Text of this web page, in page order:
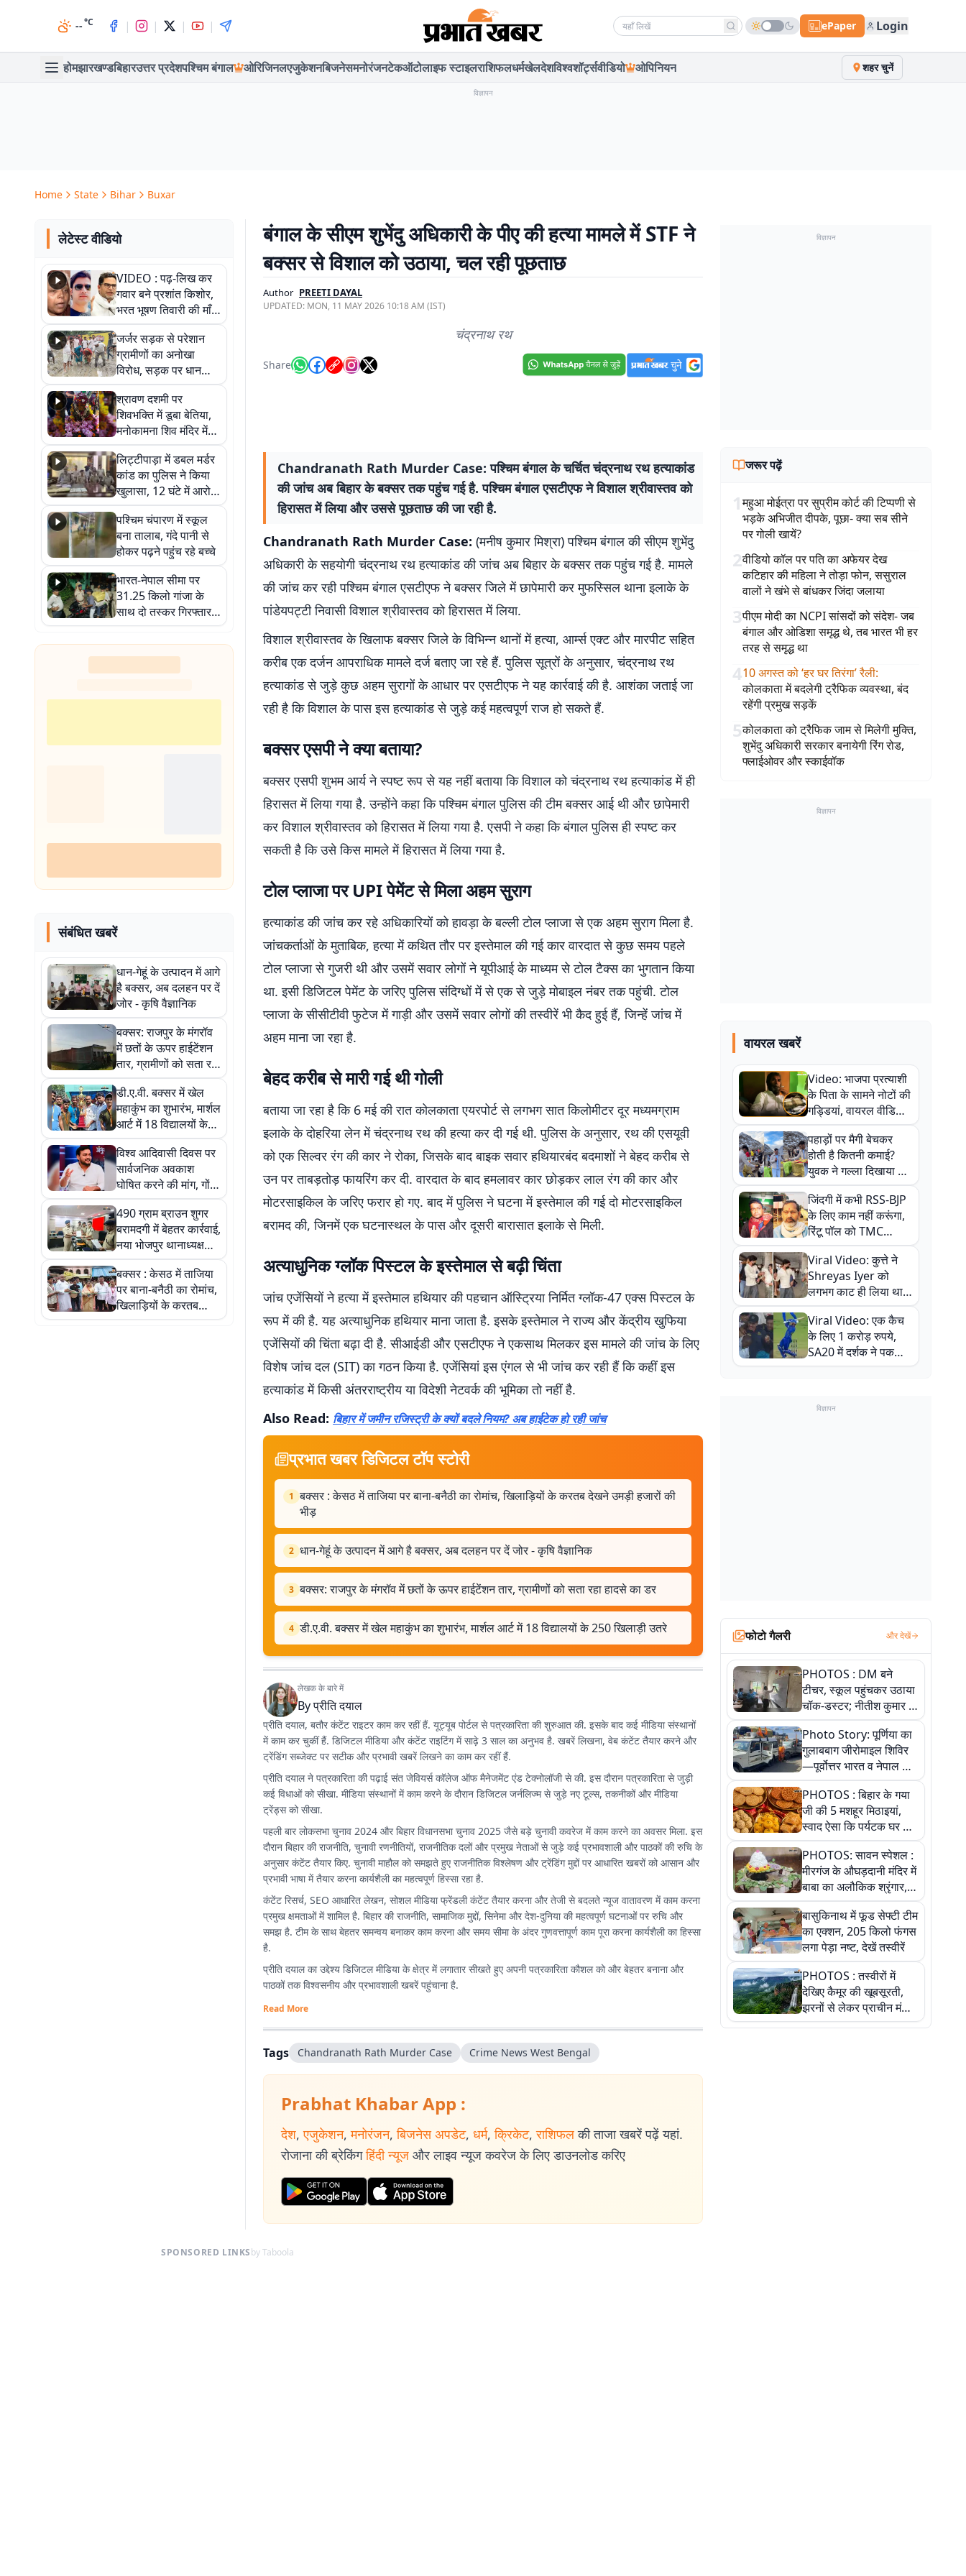
--°C | | | | Search news ePaper Login
होमझारखण्डबिहारउत्तर प्रदेशपश्चिम बंगाल ओरिजिनलएजुकेशनबिजनेसमनोरंजनटेकऑटोलाइफ स्टाइलराशिफलधर्मखेलदेशविश्वशॉर्ट्सवीडियो ओपिनियन शहर चुनें
विज्ञापन
Home State Bihar Buxar
लेटेस्ट वीडियो
VIDEO : पढ़-लिख कर
गवार बने प्रशांत किशोर,
भरत भूषण तिवारी की माँ ने
कहा नहीं थी उम्मीद, बेटा
था तो किसी को बोलने की
नहीं थी हिम्मत
जर्जर सड़क से परेशान
ग्रामीणों का अनोखा
विरोध, सड़क पर धान
रोपकर और खाद डालकर
जताया आक्रोश
श्रावण दशमी पर
शिवभक्ति में डूबा बेतिया,
मनोकामना शिव मंदिर में
हुआ भव्य श्रृंगार
लिट्टीपाड़ा में डबल मर्डर
कांड का पुलिस ने किया
खुलासा, 12 घंटे में आरोपी
गिरफ्तार
पश्चिम चंपारण में स्कूल
बना तालाब, गंदे पानी से
होकर पढ़ने पहुंच रहे बच्चे
भारत-नेपाल सीमा पर
31.25 किलो गांजा के
साथ दो तस्कर गिरफ्तार,
नेपाली नंबर की बाइक
जब्त
संबंधित खबरें
धान-गेहूं के उत्पादन में आगे
है बक्सर, अब दलहन पर दें
जोर - कृषि वैज्ञानिक
बक्सर: राजपुर के मंगरॉव
में छतों के ऊपर हाईटेंशन
तार, ग्रामीणों को सता रहा
हादसे का डर
डी.ए.वी. बक्सर में खेल
महाकुंभ का शुभारंभ, मार्शल
आर्ट में 18 विद्यालयों के
250 खिलाड़ी उतरे
विश्व आदिवासी दिवस पर
सार्वजनिक अवकाश
घोषित करने की मांग, गोंड
महासभा ने सरकार को
सौंपा पत्र
490 ग्राम ब्राउन शुगर
बरामदगी में बेहतर कार्रवाई,
नया भोजपुर थानाध्यक्ष
चंदन कुमार सम्मानित
बक्सर : केसठ में ताजिया
पर बाना-बनैठी का रोमांच,
खिलाड़ियों के करतब
देखने उमड़ी हजारों की
बंगाल के सीएम शुभेंदु अधिकारी के पीए की हत्या मामले में STF ने
बक्सर से विशाल को उठाया, चल रही पूछताछ
Author PREETI DAYAL
UPDATED: MON, 11 MAY 2026 10:18 AM (IST)
चंद्रनाथ रथ
Share
Chandranath Rath Murder Case: पश्चिम बंगाल के चर्चित चंद्रनाथ रथ हत्याकांड
की जांच अब बिहार के बक्सर तक पहुंच गई है. पश्चिम बंगाल एसटीएफ ने विशाल श्रीवास्तव को
हिरासत में लिया और उससे पूछताछ की जा रही है.
Chandranath Rath Murder Case: (मनीष कुमार मिश्रा) पश्चिम बंगाल की सीएम शुभेंदु
अधिकारी के सहयोगी चंद्रनाथ रथ हत्याकांड की जांच अब बिहार के बक्सर तक पहुंच गई है. मामले
की जांच कर रही पश्चिम बंगाल एसटीएफ ने बक्सर जिले में छापेमारी कर मुफस्सिल थाना इलाके के
पांडेयपट्टी निवासी विशाल श्रीवास्तव को हिरासत में लिया.
विशाल श्रीवास्तव के खिलाफ बक्सर जिले के विभिन्न थानों में हत्या, आर्म्स एक्ट और मारपीट सहित
करीब एक दर्जन आपराधिक मामले दर्ज बताए जा रहे हैं. पुलिस सूत्रों के अनुसार, चंद्रनाथ रथ
हत्याकांड से जुड़े कुछ अहम सुरागों के आधार पर एसटीएफ ने यह कार्रवाई की है. आशंका जताई जा
रही है कि विशाल के पास इस हत्याकांड से जुड़े कई महत्वपूर्ण राज हो सकते हैं.
बक्सर एसपी ने क्या बताया?
बक्सर एसपी शुभम आर्य ने स्पष्ट रूप से यह नहीं बताया कि विशाल को चंद्रनाथ रथ हत्याकांड में ही
हिरासत में लिया गया है. उन्होंने कहा कि पश्चिम बंगाल पुलिस की टीम बक्सर आई थी और छापेमारी
कर विशाल श्रीवास्तव को हिरासत में लिया गया है. एसपी ने कहा कि बंगाल पुलिस ही स्पष्ट कर
सकती है कि उसे किस मामले में हिरासत में लिया गया है.
टोल प्लाजा पर UPI पेमेंट से मिला अहम सुराग
हत्याकांड की जांच कर रहे अधिकारियों को हावड़ा के बल्ली टोल प्लाजा से एक अहम सुराग मिला है.
जांचकर्ताओं के मुताबिक, हत्या में कथित तौर पर इस्तेमाल की गई कार वारदात से कुछ समय पहले
टोल प्लाजा से गुजरी थी और उसमें सवार लोगों ने यूपीआई के माध्यम से टोल टैक्स का भुगतान किया
था. इसी डिजिटल पेमेंट के जरिए पुलिस संदिग्धों में से एक से जुड़े मोबाइल नंबर तक पहुंची. टोल
प्लाजा के सीसीटीवी फुटेज में गाड़ी और उसमें सवार लोगों की तस्वीरें भी कैद हुई हैं, जिन्हें जांच में
अहम माना जा रहा है.
बेहद करीब से मारी गई थी गोली
बताया जा रहा है कि 6 मई की रात कोलकाता एयरपोर्ट से लगभग सात किलोमीटर दूर मध्यमग्राम
इलाके के दोहरिया लेन में चंद्रनाथ रथ की हत्या कर दी गई थी. पुलिस के अनुसार, रथ की एसयूवी
को एक सिल्वर रंग की कार ने रोका, जिसके बाद बाइक सवार हथियारबंद बदमाशों ने बेहद करीब से
उन पर ताबड़तोड़ फायरिंग कर दी. वारदात के बाद हमलावर कार छोड़कर लाल रंग की कार और
मोटरसाइकिल के जरिए फरार हो गए. बाद में पुलिस ने घटना में इस्तेमाल की गई दो मोटरसाइकिल
बरामद की, जिनमें एक घटनास्थल के पास और दूसरी बारासात इलाके से मिली.
अत्याधुनिक ग्लॉक पिस्टल के इस्तेमाल से बढ़ी चिंता
जांच एजेंसियों ने हत्या में इस्तेमाल हथियार की पहचान ऑस्ट्रिया निर्मित ग्लॉक-47 एक्स पिस्टल के
रूप में की है. यह अत्याधुनिक हथियार माना जाता है. इसके इस्तेमाल ने राज्य और केंद्रीय खुफिया
एजेंसियों की चिंता बढ़ा दी है. सीआईडी और एसटीएफ ने एकसाथ मिलकर इस मामले की जांच के लिए
विशेष जांच दल (SIT) का गठन किया है. एजेंसियां इस एंगल से भी जांच कर रही हैं कि कहीं इस
हत्याकांड में किसी अंतरराष्ट्रीय या विदेशी नेटवर्क की भूमिका तो नहीं है.
Also Read: बिहार में जमीन रजिस्ट्री के क्यों बदले नियम? अब हाईटेक हो रही जांच
प्रभात खबर डिजिटल टॉप स्टोरी
1 बक्सर : केसठ में ताजिया पर बाना-बनैठी का रोमांच, खिलाड़ियों के करतब देखने उमड़ी हजारों की
भीड़
2 धान-गेहूं के उत्पादन में आगे है बक्सर, अब दलहन पर दें जोर - कृषि वैज्ञानिक
3 बक्सर: राजपुर के मंगरॉव में छतों के ऊपर हाईटेंशन तार, ग्रामीणों को सता रहा हादसे का डर
4 डी.ए.वी. बक्सर में खेल महाकुंभ का शुभारंभ, मार्शल आर्ट में 18 विद्यालयों के 250 खिलाड़ी उतरे
लेखक के बारे में
Byप्रीति दयाल
प्रीति दयाल, बतौर कंटेंट राइटर काम कर रहीं हैं. यूट्यूब पोर्टल से पत्रकारिता की शुरुआत की. इसके बाद कई मीडिया संस्थानों
में काम कर चुकीं हैं. डिजिटल मीडिया और कंटेंट राइटिंग में साढ़े 3 साल का अनुभव है. खबरें लिखना, वेब कंटेंट तैयार करने और
ट्रेंडिंग सब्जेक्ट पर सटीक और प्रभावी खबरें लिखने का काम कर रहीं हैं.
प्रीति दयाल ने पत्रकारिता की पढ़ाई संत जेवियर्स कॉलेज ऑफ मैनेजमेंट एंड टेक्नोलॉजी से की. इस दौरान पत्रकारिता से जुड़ी
कई विधाओं को सीखा. मीडिया संस्थानों में काम करने के दौरान डिजिटल जर्नलिज्म से जुड़े नए टूल्स, तकनीकों और मीडिया
ट्रेंड्स को सीखा.
पहली बार लोकसभा चुनाव 2024 और बिहार विधानसभा चुनाव 2025 जैसे बड़े चुनावी कवरेज में काम करने का अवसर मिला. इस
दौरान बिहार की राजनीति, चुनावी रणनीतियों, राजनीतिक दलों और प्रमुख नेताओं से जुड़े कई प्रभावशाली और पाठकों की रुचि के
अनुसार कंटेंट तैयार किए. चुनावी माहौल को समझते हुए राजनीतिक विश्लेषण और ट्रेंडिंग मुद्दों पर आधारित खबरों को आसान और
प्रभावी भाषा में तैयार करना कार्यशैली का महत्वपूर्ण हिस्सा रहा है.
कंटेंट रिसर्च, SEO आधारित लेखन, सोशल मीडिया फ्रेंडली कंटेंट तैयार करना और तेजी से बदलते न्यूज वातावरण में काम करना
प्रमुख क्षमताओं में शामिल है. बिहार की राजनीति, सामाजिक मुद्दों, सिनेमा और देश-दुनिया की महत्वपूर्ण घटनाओं पर रुचि और
समझ है. टीम के साथ बेहतर समन्वय बनाकर काम करना और समय सीमा के अंदर गुणवत्तापूर्ण काम पूरा करना कार्यशैली का हिस्सा
है.
प्रीति दयाल का उद्देश्य डिजिटल मीडिया के क्षेत्र में लगातार सीखते हुए अपनी पत्रकारिता कौशल को और बेहतर बनाना और
पाठकों तक विश्वसनीय और प्रभावशाली खबरें पहुंचाना है.
Read More
Tags Chandranath Rath Murder Case Crime News West Bengal
Prabhat Khabar App :
देश, एजुकेशन, मनोरंजन, बिजनेस अपडेट, धर्म, क्रिकेट, राशिफल की ताजा खबरें पढ़ें यहां.
रोजाना की ब्रेकिंग हिंदी न्यूज और लाइव न्यूज कवरेज के लिए डाउनलोड करिए
विज्ञापन
जरूर पढ़ें
1महुआ मोईत्रा पर सुप्रीम कोर्ट की टिप्पणी से
भड़के अभिजीत दीपके, पूछा- क्या सब सीने
पर गोली खायें?
2वीडियो कॉल पर पति का अफेयर देख
कटिहार की महिला ने तोड़ा फोन, ससुराल
वालों ने खंभे से बांधकर जिंदा जलाया
3पीएम मोदी का NCPI सांसदों को संदेश- जब
बंगाल और ओडिशा समृद्ध थे, तब भारत भी हर
तरह से समृद्ध था
410 अगस्त को ‘हर घर तिरंगा’ रैली:
कोलकाता में बदलेगी ट्रैफिक व्यवस्था, बंद
रहेंगी प्रमुख सड़कें
5कोलकाता को ट्रैफिक जाम से मिलेगी मुक्ति,
शुभेंदु अधिकारी सरकार बनायेगी रिंग रोड,
फ्लाईओवर और स्काईवॉक
विज्ञापन
वायरल खबरें
Video: भाजपा प्रत्याशी
के पिता के सामने नोटों की
गड्डियां, वायरल वीडियो
से राजनीति में उबाल,
अजित महतो बोले- TMC
की गंदी चाल
पहाड़ों पर मैगी बेचकर
होती है कितनी कमाई?
युवक ने गल्ला दिखाया तो
नौकरी वालों के खड़े हो गए
कान
जिंदगी में कभी RSS-BJP
के लिए काम नहीं करूंगा,
रिंटू पॉल को TMC
ऑफिस में ले जाकर पीटा,
Video वायरल
Viral Video: कुत्ते ने
Shreyas Iyer को
लगभग काट ही लिया था,
न्यूजीलैंड सीरीज से पहले
बाल-बाल बचे
Viral Video: एक कैच
के लिए 1 करोड़ रुपये,
SA20 में दर्शक ने पकड़ा
एक हाथ से गजब का कैच
विज्ञापन
फोटो गैलरी और देखें
PHOTOS : DM बने
टीचर, स्कूल पहुंचकर उठाया
चॉक-डस्टर; नीतीश कुमार के
इस चहेते अधिकारी को
जानिए
Photo Story: पूर्णिया का
गुलाबबाग जीरोमाइल शिविर
—पूर्वोत्तर भारत व नेपाल के
कांवरियों का प्रमुख सेवा धाम
PHOTOS : बिहार के गया
जी की 5 मशहूर मिठाइयां,
स्वाद ऐसा कि पर्यटक घर ले
जाना नहीं भूलते, तस्वीरों में
देखें
PHOTOS: सावन स्पेशल :
मीरगंज के औघड़दानी मंदिर में
बाबा का अलौकिक श्रृंगार,
तस्वीरों में देखें महादेव के कई
मनमोहक स्वरूप
बासुकिनाथ में फूड सेफ्टी टीम
का एक्शन, 205 किलो फंगस
लगा पेड़ा नष्ट, देखें तस्वीरें
PHOTOS : तस्वीरों में
देखिए कैमूर की खूबसूरती,
झरनों से लेकर प्राचीन मंदिरों
तक प्रकृति और आस्था का
SPONSORED LINKSby Taboola